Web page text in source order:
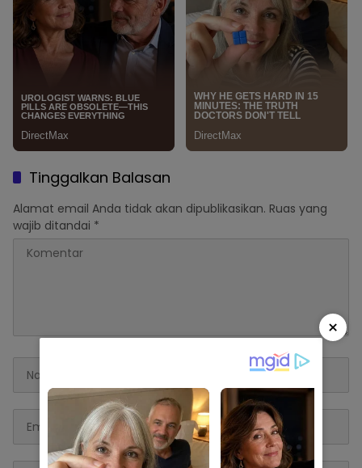
Tinggalkan Balasan
Alamat email Anda tidak akan dipublikasikan. Ruas yang
wajib ditandai *
×